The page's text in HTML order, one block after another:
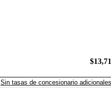
Sin tasas de concesionario adicionales